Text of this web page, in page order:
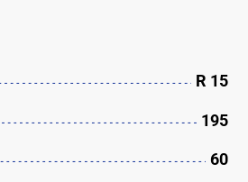
R 15
195
60